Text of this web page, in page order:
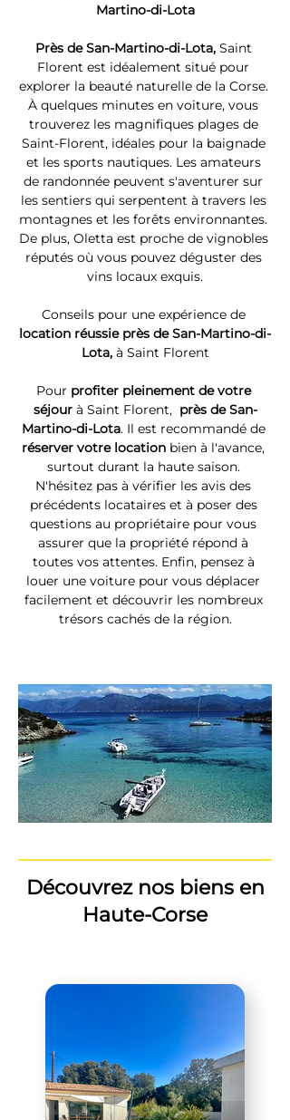
Martino-di-Lota
Près de San-Martino-di-Lota, Saint
Florent est idéalement situé pour
explorer la beauté naturelle de la Corse.
À quelques minutes en voiture, vous
trouverez les magnifiques plages de
Saint-Florent, idéales pour la baignade
et les sports nautiques. Les amateurs
de randonnée peuvent s'aventurer sur
les sentiers qui serpentent à travers les
montagnes et les forêts environnantes.
De plus, Oletta est proche de vignobles
réputés où vous pouvez déguster des
vins locaux exquis.
Conseils pour une expérience de
location réussie près de San-Martino-di-
Lota, à Saint Florent
Pour profiter pleinement de votre
séjour à Saint Florent, près de San-
Martino-di-Lota. Il est recommandé de
réserver votre location bien à l'avance,
surtout durant la haute saison.
N'hésitez pas à vérifier les avis des
précédents locataires et à poser des
questions au propriétaire pour vous
assurer que la propriété répond à
toutes vos attentes. Enfin, pensez à
louer une voiture pour vous déplacer
facilement et découvrir les nombreux
trésors cachés de la région.
Découvrez nos biens en
Haute-Corse